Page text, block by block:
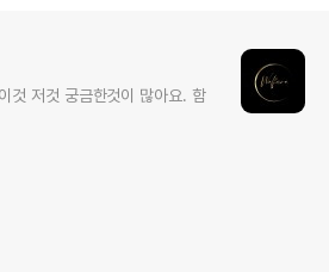
것 저것 궁금한것이 많아요. 함